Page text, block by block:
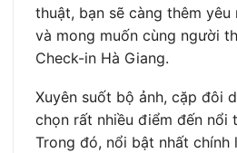
thuật, bạn sẽ càng thêm
và mong muốn cùng người
Check-in Hà Giang.
Xuyên suốt bộ ảnh, cặp đôi
chọn rất nhiều điểm đến nổi
Trong đó, nổi bật nhất chính